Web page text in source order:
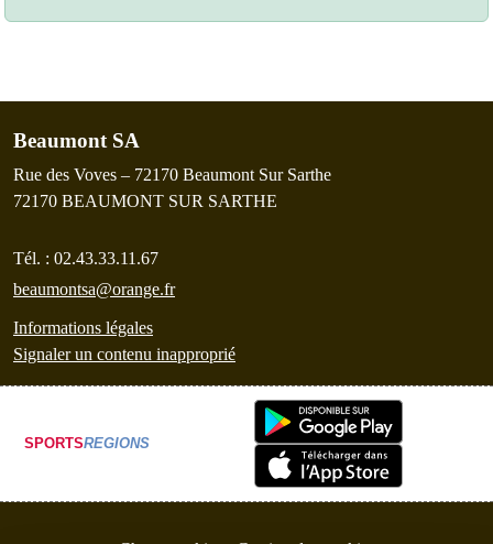
Beaumont SA
Rue des Voves – 72170 Beaumont Sur Sarthe
72170 BEAUMONT SUR SARTHE
Tél. : 02.43.33.11.67
beaumontsa@orange.fr
Informations légales
Signaler un contenu inapproprié
SPORTSREGIONS